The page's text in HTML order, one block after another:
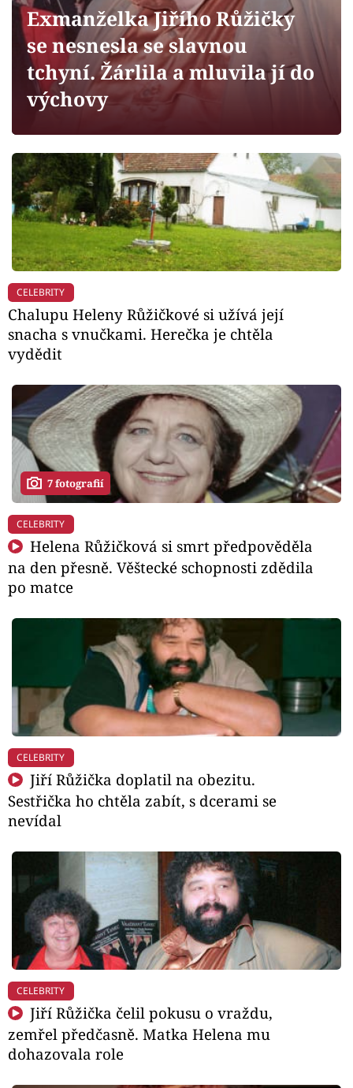
Sledujte prima+
Filmový festival Karlovy Vary
Mámy sobě
Přihlášení
Sledujte nás
Exmanželka Jiřího Růžičky
se nesnesla se slavnou
tchyní. Žárlila a mluvila jí do
výchovy
CELEBRITY
Chalupu Heleny Růžičkové si užívá její
snacha s vnučkami. Herečka je chtěla
vydědit
7 fotografií
CELEBRITY
Helena Růžičková si smrt předpověděla
na den přesně. Věštecké schopnosti zdědila
po matce
CELEBRITY
Jiří Růžička doplatil na obezitu.
Sestřička ho chtěla zabít, s dcerami se
nevídal
CELEBRITY
Jiří Růžička čelil pokusu o vraždu,
zemřel předčasně. Matka Helena mu
dohazovala role